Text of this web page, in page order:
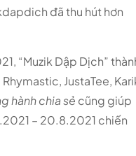
đã thu hút hơn
“Muzik Dập Dịch”
JustaTee,
hànhchia sẻ cũng giúp
– 20.8.2021 chiến